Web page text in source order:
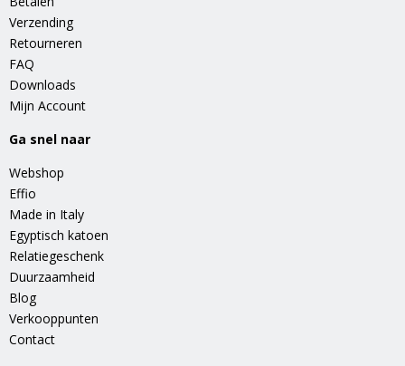
Verzending
Retourneren
FAQ
Downloads
Mijn Account
Ga snel naar
Webshop
Effio
Made in Italy
Egyptisch katoen
Relatiegeschenk
Duurzaamheid
Blog
Verkooppunten
Contact